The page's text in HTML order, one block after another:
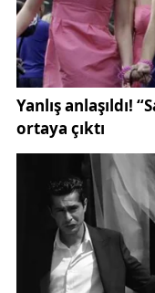
devam etmektedir.